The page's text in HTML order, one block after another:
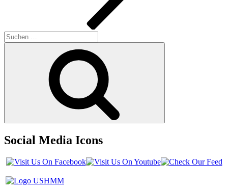
Suchen
nach:
Social Media Icons